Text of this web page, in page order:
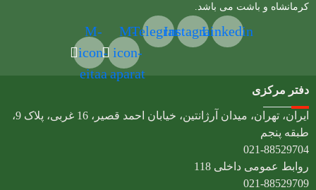
کرمانشاه و باشت می باشد.
Linkedin
Instagram
Telegram
M-
icon-
aparat
M-
icon-
eitaa
دفتر مرکزی
ایران، تهران، میدان آرژانتین، خیابان احمد قصیر، 16 غربی، پلاک 9،
طبقه پنجم
021-88529704
روابط عمومی داخلی 118
021-88529709